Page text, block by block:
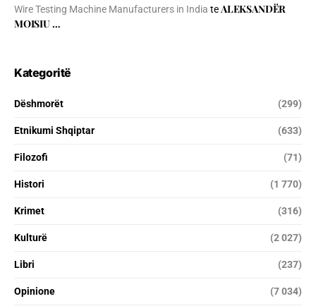
Wire Testing Machine Manufacturers in India teALEKSANDËR
MOISIU …
Kategoritë
Dëshmorët (299)
Etnikumi Shqiptar (633)
Filozofi (71)
Histori (1 770)
Krimet (316)
Kulturë (2 027)
Libri (237)
Opinione (7 034)